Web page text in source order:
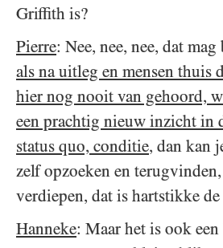
Griffith is?
Pierre: Nee, nee, nee, dat
als na uitleg en mensen thuis
hier nog nooit van gehoord,
een prachtig nieuw inzicht in
status quo, conditie, dan kan
zelf opzoeken en
verdiepen, dat is hartstikke
Hanneke: Maar het is ook een